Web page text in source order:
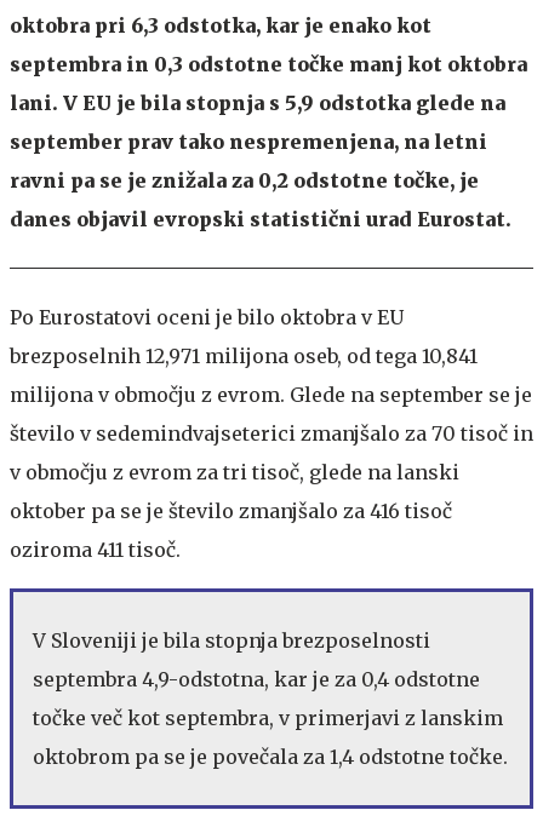
oktobra pri 6,3 odstotka, kar je enako kot
septembra in 0,3 odstotne točke manj kot oktobra
lani. V EU je bila stopnja s 5,9 odstotka glede na
september prav tako nespremenjena, na letni
ravni pa se je znižala za 0,2 odstotne točke, je
danes objavil evropski statistični urad Eurostat.
Po Eurostatovi oceni je bilo oktobra v EU
brezposelnih 12,971 milijona oseb, od tega 10,841
milijona v območju z evrom. Glede na september se je
število v sedemindvajseterici zmanjšalo za 70 tisoč in
v območju z evrom za tri tisoč, glede na lanski
oktober pa se je število zmanjšalo za 416 tisoč
oziroma 411 tisoč.
V Sloveniji je bila stopnja brezposelnosti
septembra 4,9-odstotna, kar je za 0,4 odstotne
točke več kot septembra, v primerjavi z lanskim
oktobrom pa se je povečala za 1,4 odstotne točke.